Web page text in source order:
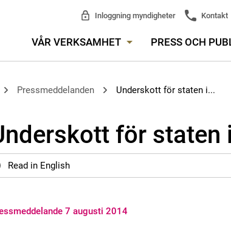
Inloggning myndigheter Kontakt
VÅR VERKSAMHET PRESS OCH
Pressmeddelanden Underskott för staten i...
för staten
Read in English
7 augusti 2014